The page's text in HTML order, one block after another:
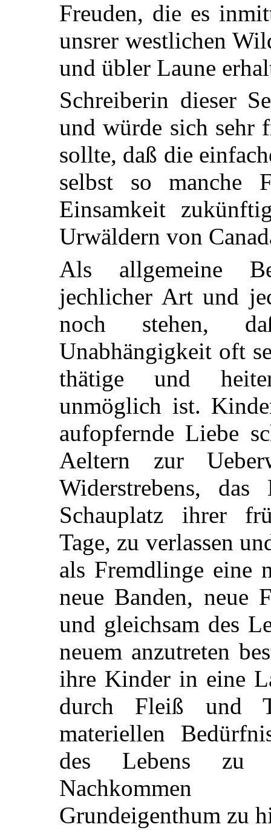
Freuden, die es
unsrer westlichen
und übler Laune
Schreiberin dieser
und würde sich sehr
sollte, daß die
selbst so manche
Einsamkeit
Urwäldern von
Als allgemeine
jechlicher Art und
noch stehen,
Unabhängigkeit oft
thätige und
unmöglich ist.
aufopfernde Liebe
Aeltern zur
Widerstrebens,
Schauplatz ihrer
Tage, zu verlassen
als Fremdlinge eine
neue Banden, neue
und gleichsam des
neuem anzutreten
ihre Kinder in eine
durch Fleiß und
materiellen
des Lebens zu
Grundeigenthum zu